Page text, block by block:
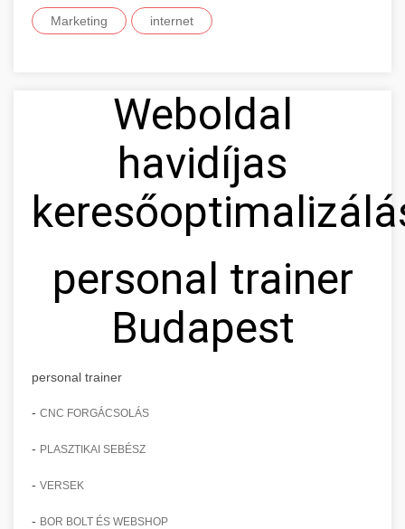
Marketing internet
Weboldal
havidíjas
personal trainer
Budapest
personal trainer
- CNC FORGÁCSOLÁS
- PLASZTIKAI SEBÉSZ
- VERSEK
- BOR BOLT ÉS WEBSHOP